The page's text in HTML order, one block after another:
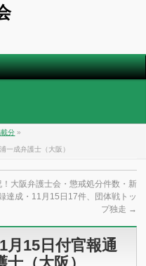
分 »
一成弁護士（大阪）
！大阪弁護士会・懲戒処分件数・新
達成・11月15日17件、団体戦トッ
プ独走 →
月15日付官報通